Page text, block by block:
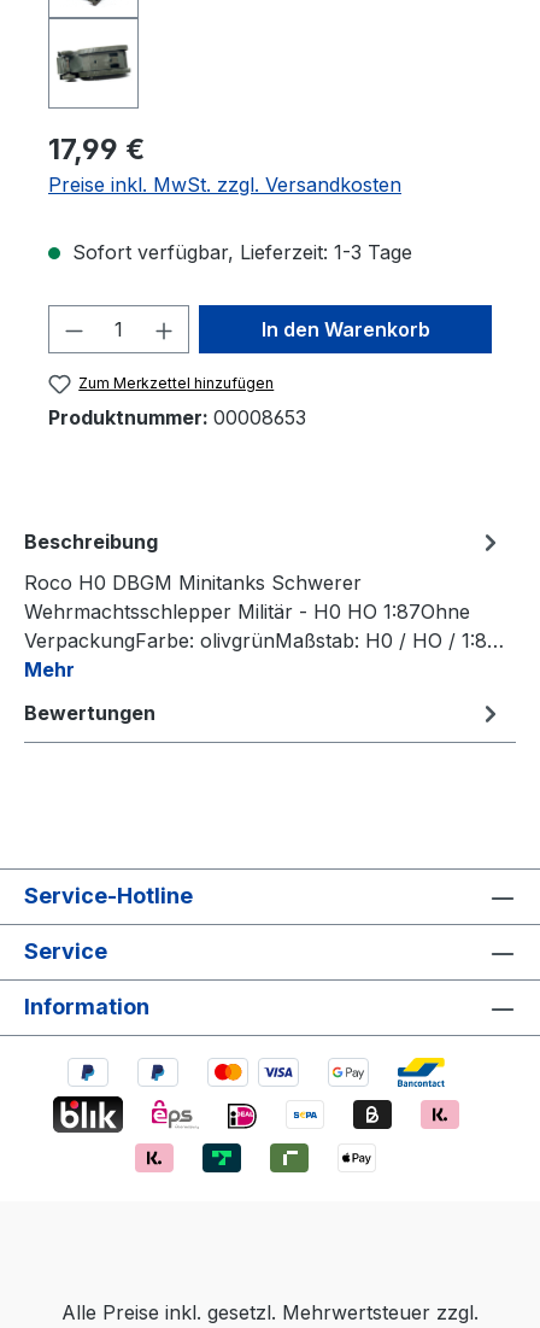
17,99 €
Preise inkl. MwSt. zzgl. Versandkosten
Sofort verfügbar, Lieferzeit: 1-3 Tage
Produkt Anzahl: Gib den
In den Warenkorb
Zum Merkzettel hinzufügen
Produktnummer: 00008653
Beschreibung
Roco H0 DBGM Minitanks Schwerer
Wehrmachtsschlepper Militär - H0 HO 1:87Ohne
VerpackungFarbe: olivgrünMaßstab: H0 / HO / 1:8…
Mehr
Bewertungen
Service-Hotline
Service
Information
Alle Preise inkl. gesetzl. Mehrwertsteuer zzgl.